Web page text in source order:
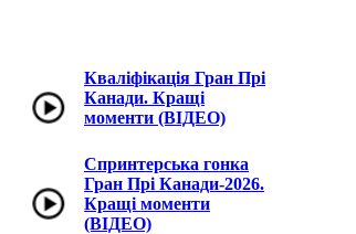
Кваліфікація Гран Прі
Канади. Кращі
моменти (ВІДЕО)
Спринтерська гонка
Гран Прі Канади-2026.
Кращі моменти
(ВІДЕО)